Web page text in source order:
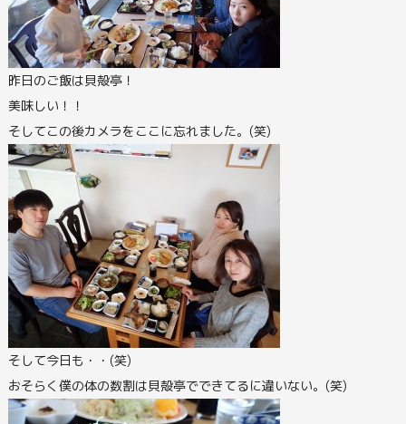
昨日のご飯は貝殻亭！
美味しい！！
そしてこの後カメラをここに忘れました。(笑)
そして今日も・・(笑)
おそらく僕の体の数割は貝殻亭でできてるに違いない。(笑)